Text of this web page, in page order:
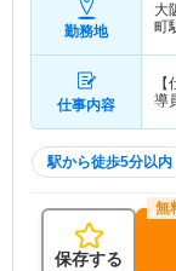
勤務地
大
町
仕事内容
導
駅から徒歩5分以内
保存する